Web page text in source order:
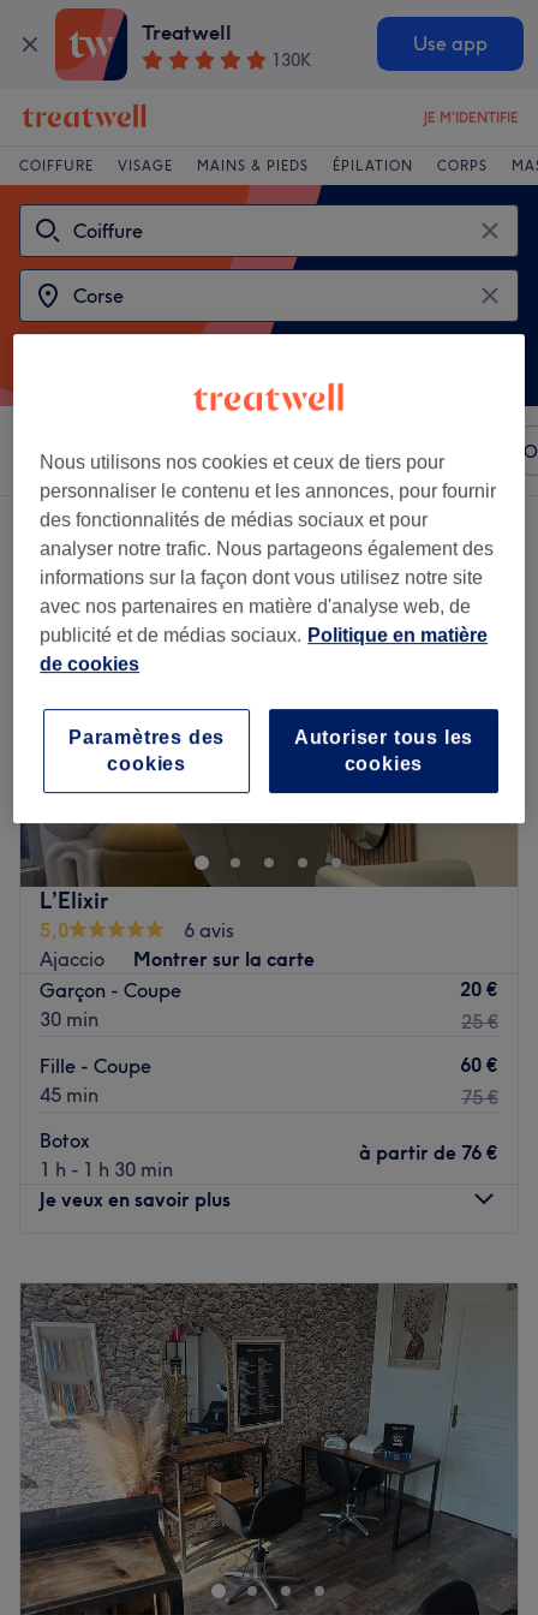
Treatwell
130K
Use app
JE M'IDENTIFIE
COIFFURE VISAGE MAINS & PIEDS ÉPILATION CORPS
Trier par N'importe quel prix Marques
Choisir entre 2coiffeurs à Corse
L’Elixir
5,0
6 avis
Ajaccio
Montrer sur la carte
Garçon - Coupe
30 min
20 €
25 €
Fille - Coupe
45 min
60 €
75 €
Botox
1 h - 1 h 30 min
à partir de 76 €
Je veux en savoir plus
Mardi
09:30–19:00
Mercredi
09:30–19:00
Jeudi
09:30–19:00
Vendredi
09:45
19:00
Samedi
10:00
13:30
Dimanche
Fermé
L’Elixir, situé au cœur d’Ajaccio, est un salon de coiffure
où l’expertise technique rencontre l’élégance corse.
Morgane vous y accueille pour transformer votre
chevelure et vous offrir une expérience capillaire sur
Nous utilisons nos cookies et ceux de tiers pour
personnaliser le contenu et les annonces, pour fournir
des fonctionnalités de médias sociaux et pour
analyser notre trafic. Nous partageons également des
informations sur la façon dont vous utilisez notre site
avec nos partenaires en matière d'analyse web, de
publicité et de médias sociaux. Politique en matière
de cookies
Autoriser tous les
cookies
Paramètres des
cookies